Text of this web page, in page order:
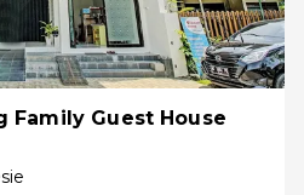
Family Guest House